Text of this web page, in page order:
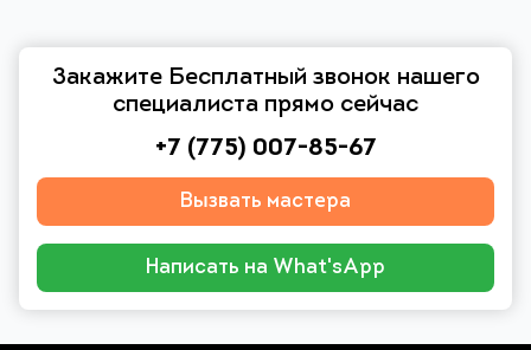
Закажите Бесплатный звонок нашего
специалиста прямо сейчас
+7 (775) 007-85-67
Вызвать мастера
Написать на What'sApp